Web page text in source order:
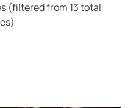
(filtered from 13 total